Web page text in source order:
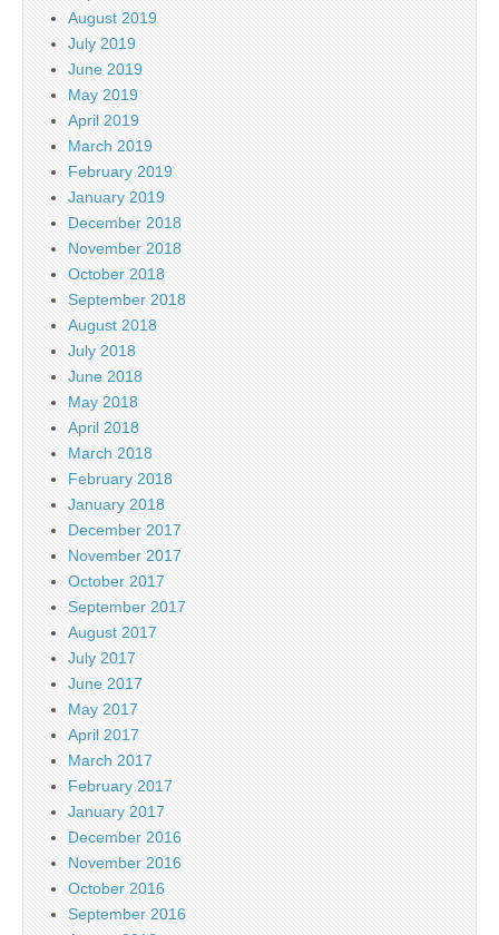
August 2019
July 2019
June 2019
May 2019
April 2019
March 2019
February 2019
January 2019
December 2018
November 2018
October 2018
September 2018
August 2018
July 2018
June 2018
May 2018
April 2018
March 2018
February 2018
January 2018
December 2017
November 2017
October 2017
September 2017
August 2017
July 2017
June 2017
May 2017
April 2017
March 2017
February 2017
January 2017
December 2016
November 2016
October 2016
September 2016